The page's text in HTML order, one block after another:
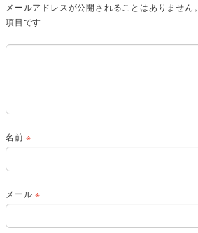
メールアドレスが公開されることはありません。
項目です
名前※
メール※